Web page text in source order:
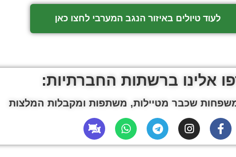
לעוד טיולים באיזור הנגב המערבי לחצו כאן
אלינו ברשתות החברתיות:
שכבר מטיילות, משתפות ומקבלות המלצות